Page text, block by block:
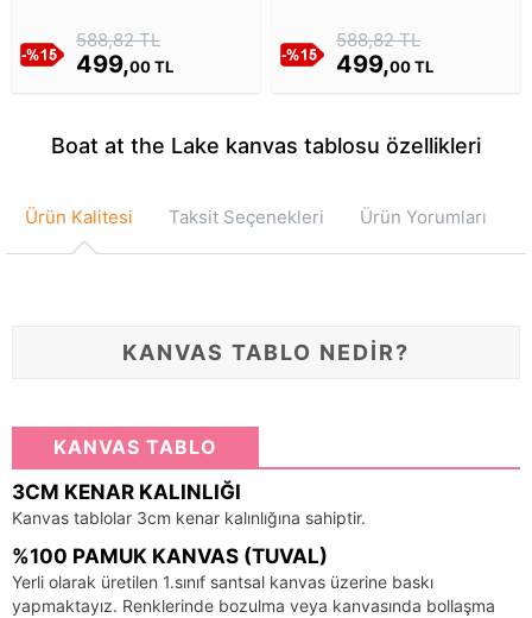
588,82 TL
499,00 TL
588,82 TL
499,00 TL
Boat at the Lake kanvas tablosu özellikleri
Ürün Kalitesi Taksit Seçenekleri Ürün Yorumları
KANVAS TABLO NEDİR?
KANVAS TABLO
3CM KENAR KALINLIĞI
Kanvas tablolar 3cm kenar kalınlığına sahiptir.
%100 PAMUK KANVAS (TUVAL)
Yerli olarak üretilen 1.sınıf santsal kanvas üzerine baskı
yapmaktayız. Renklerinde bozulma veya kanvasında bollaşma